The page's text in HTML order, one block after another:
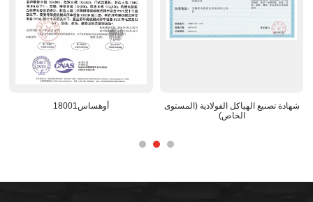
شهادة تصنيع الهياكل الفولاذية (المستوى
الوطني المعترف